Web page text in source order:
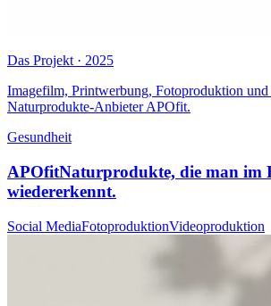
Das Projekt · 2025
Imagefilm, Printwerbung, Fotoproduktion
Naturprodukte-Anbieter APOfit.
Gesundheit
APOfitNaturprodukte, die man im
wiedererkennt.
Social MediaFotoproduktionVideoproduktion